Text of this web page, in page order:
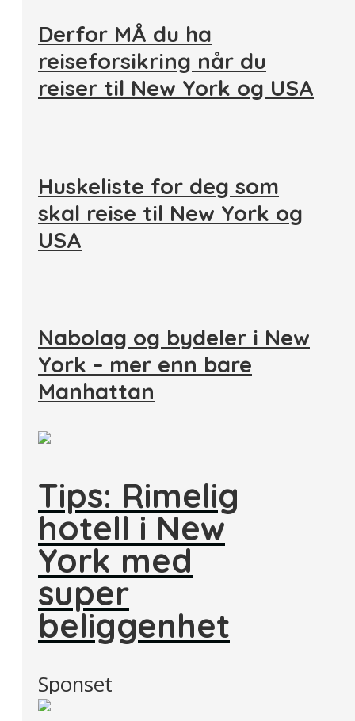
Derfor MÅ du ha
reiseforsikring når du
reiser til New York og USA
Huskeliste for deg som
skal reise til New York og
USA
Nabolag og bydeler i New
York – mer enn bare
Manhattan
Tips: Rimelig
hotell i New
York med
super
beliggenhet
Sponset